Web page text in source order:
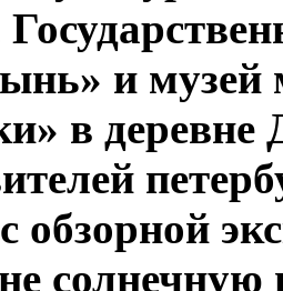
и музей
в деревне
обзорной